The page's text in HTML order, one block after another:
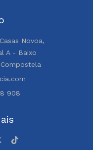
Novoa,
A - Baixo
908